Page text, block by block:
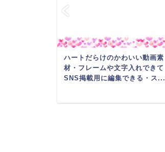
ハートだらけのかわいい動画素
材・フレームや文字入れできて
SNS掲載用に編集できる・ス...